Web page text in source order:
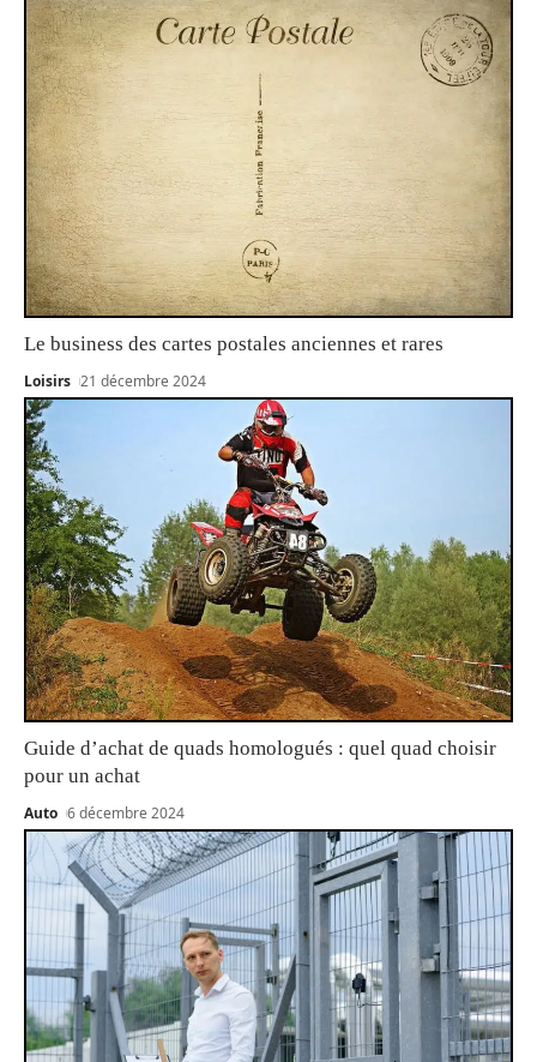
Le business des cartes postales anciennes et rares
Loisirs 21 décembre 2024
Guide d’achat de quads homologués : quel quad choisir
pour un achat
Auto 6 décembre 2024